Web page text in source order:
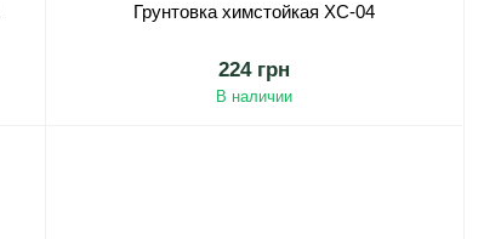
Грунтовка химстойкая ХС-04
224 грн
В наличии